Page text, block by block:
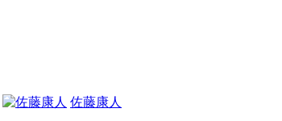
佐藤康人